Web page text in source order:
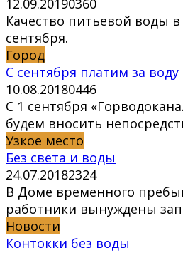
12.09.20190360
Качество питьевой воды
сентября.
Город
С сентября платим за
10.08.20180446
С 1 сентября
будем вносить
Узкое место
Без света и воды
24.07.20182324
В Доме временного
работники вынуждены
Новости
Контокки без воды